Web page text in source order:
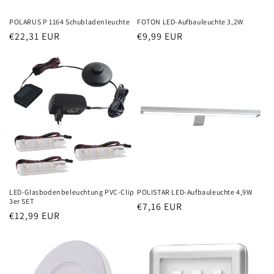
POLARUS P 1164 Schubladenleuchte
Normaler
€22,31 EUR
FOTON LED-Aufbauleuchte 3,2W
Normaler
€9,99 EUR
LED-Glasbodenbeleuchtung PVC-Clip
3er SET
Normaler
€12,99 EUR
POLISTAR LED-Aufbauleuchte 4,9W
Normaler
€7,16 EUR